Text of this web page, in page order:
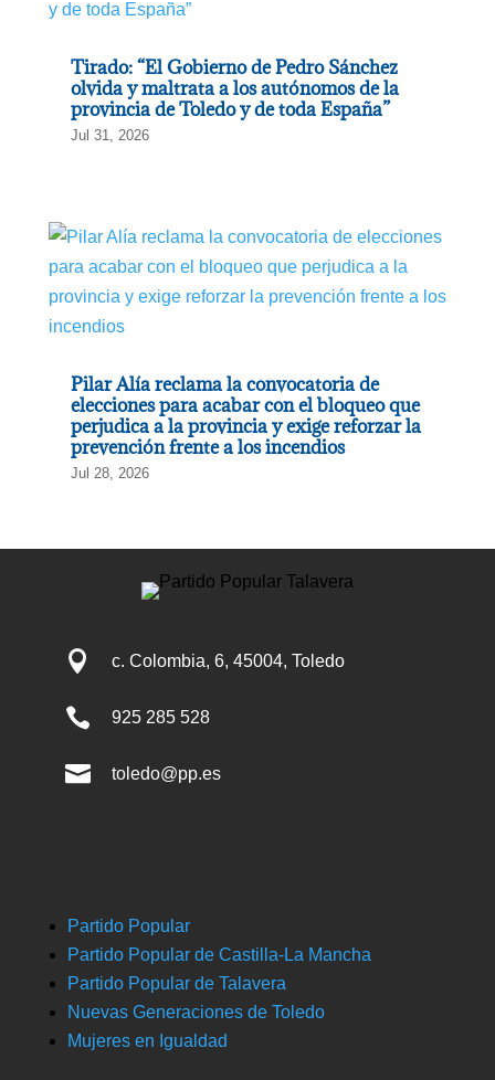
Tirado: “El Gobierno de Pedro Sánchez
olvida y maltrata a los autónomos de la
provincia de Toledo y de toda España”
Jul 31, 2026
Pilar Alía reclama la convocatoria de
elecciones para acabar con el bloqueo que
perjudica a la provincia y exige reforzar la
prevención frente a los incendios
Jul 28, 2026
 c. Colombia, 6, 45004, Toledo
 925 285 528
 toledo@pp.es
Partido Popular
Partido Popular de Castilla-La Mancha
Partido Popular de Talavera
Nuevas Generaciones de Toledo
Mujeres en Igualdad